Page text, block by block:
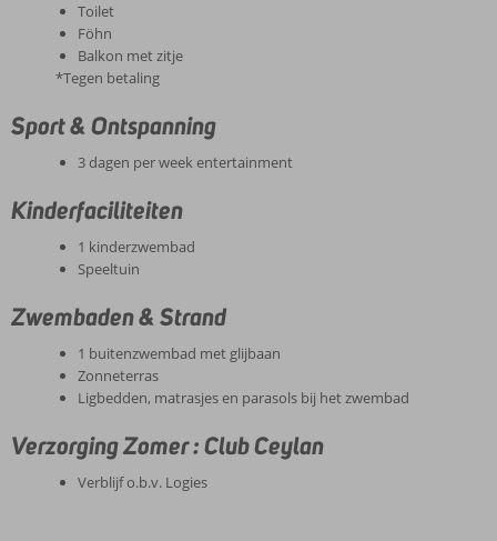
Toilet
Föhn
Balkon met zitje
*Tegen betaling
Sport & Ontspanning
3 dagen per week entertainment
Kinderfaciliteiten
1 kinderzwembad
Speeltuin
Zwembaden & Strand
1 buitenzwembad met glijbaan
Zonneterras
Ligbedden, matrasjes en parasols bij het zwembad
Verzorging Zomer : Club Ceylan
Verblijf o.b.v. Logies